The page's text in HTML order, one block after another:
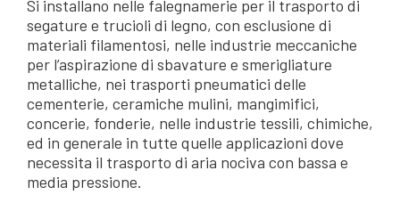
Si installano nelle falegnamerie per il trasporto di
segature e trucioli di legno, con esclusione di
materiali filamentosi, nelle industrie meccaniche
per l’aspirazione di sbavature e smerigliature
metalliche, nei trasporti pneumatici delle
cementerie, ceramiche mulini, mangimifici,
concerie, fonderie, nelle industrie tessili, chimiche,
ed in generale in tutte quelle applicazioni dove
necessita il trasporto di aria nociva con bassa e
media pressione.